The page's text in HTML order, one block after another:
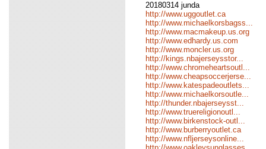
20180314 junda
http://www.uggoutlet.ca
http://www.michaelkorsbagss...
http://www.macmakeup.us.org
http://www.edhardy.us.com
http://www.moncler.us.org
http://kings.nbajerseysstor...
http://www.chromeheartsoutl...
http://www.cheapsoccerjerse...
http://www.katespadeoutlets...
http://www.michaelkorsoutle...
http://thunder.nbajerseysst...
http://www.truereligionoutl...
http://www.birkenstock-outl...
http://www.burberryoutlet.ca
http://www.nfljerseysonline...